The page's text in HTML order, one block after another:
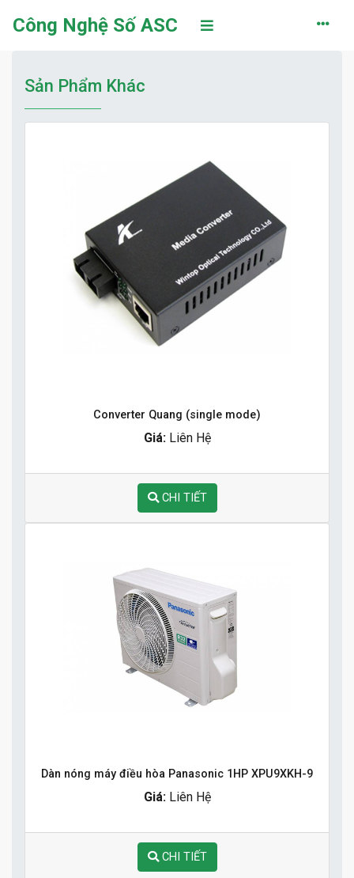
Công Nghệ Số ASC
Sản Phẩm Khác
Converter Quang (single mode)
Giá: Liên Hệ
CHI TIẾT
Dàn nóng máy điều hòa Panasonic 1HP XPU9XKH-9
Giá: Liên Hệ
CHI TIẾT